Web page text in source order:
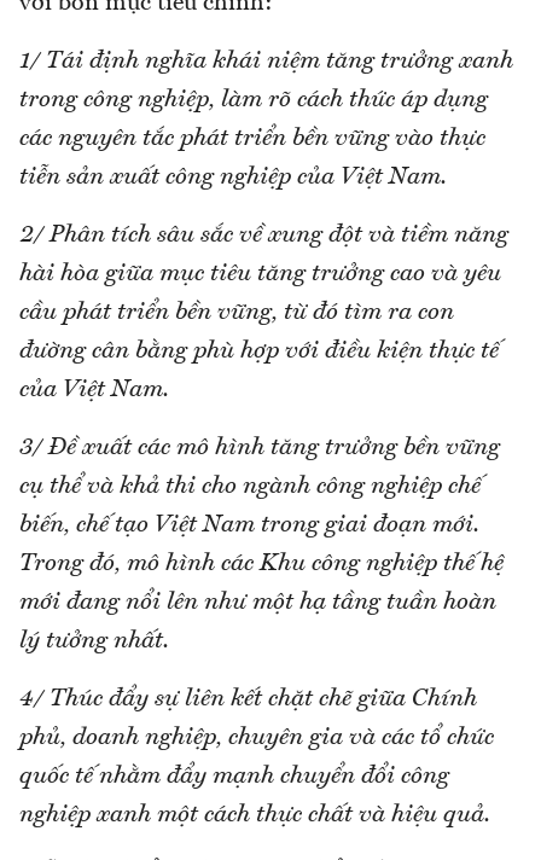
1/ Tái định nghĩa khái niệm tăng trưởng xanh
trong công nghiệp, làm rõ cách thức áp dụng
các nguyên tắc phát triển bền vững vào thực
tiễn sản xuất công nghiệp của Việt Nam.
2/ Phân tích sâu sắc về xung đột và tiềm năng
hài hòa giữa mục tiêu tăng trưởng cao và yêu
cầu phát triển bền vững, từ đó tìm ra con
đường cân bằng phù hợp với điều kiện thực tế
của Việt Nam.
3/ Đề xuất các mô hình tăng trưởng bền vững
cụ thể và khả thi cho ngành công nghiệp chế
biến, chế tạo Việt Nam trong giai đoạn mới.
Trong đó, mô hình các Khu công nghiệp thế hệ
mới đang nổi lên như một hạ tầng tuần hoàn
lý tưởng nhất.
4/ Thúc đẩy sự liên kết chặt chẽ giữa Chính
phủ, doanh nghiệp, chuyên gia và các tổ chức
quốc tế nhằm đẩy mạnh chuyển đổi công
nghiệp xanh một cách thực chất và hiệu quả.